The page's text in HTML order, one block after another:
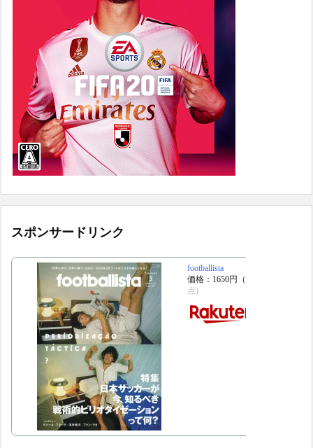
スポンサードリンク
footballista
価格：1650円（税込、送料別)
点)